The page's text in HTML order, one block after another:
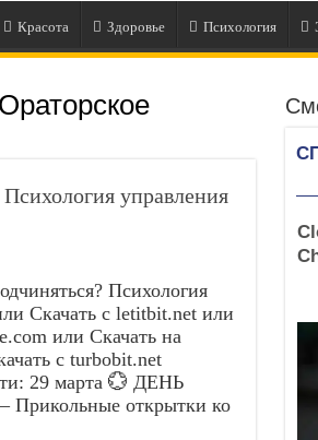
Красота Здоровье Психология
управления
Психология
Скачать с letitbit.net или
или Скачать на
с turbobit.net
29 марта 💮 ДЕНЬ
открытки ко